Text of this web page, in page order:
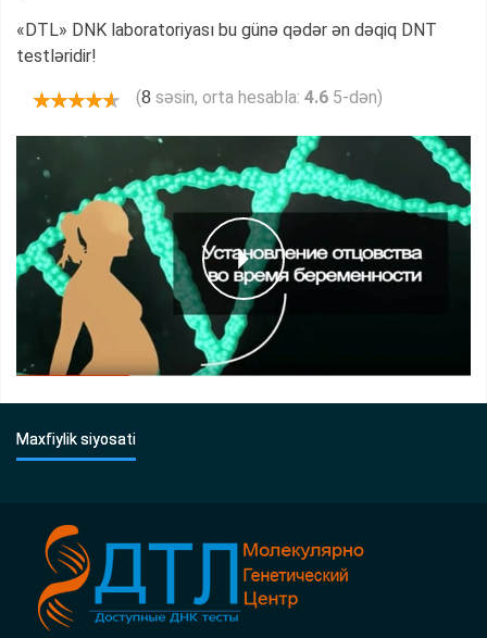
«DTL» DNK laboratoriyası bu günə qədər ən dəqiq DNT
testləridir!
(8 səsin, orta hesabla: 4.6 5-dən)
Maxfiylik siyosati